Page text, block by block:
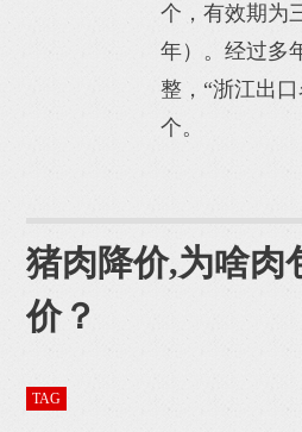
个，有效期为
年）。经过多
整，“浙江出
个。
猪肉降价,为啥肉
价？
TAG